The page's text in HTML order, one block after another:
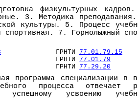
физкультурных
3. Методика
культуры. 5. Процесс
спортивная. 7. Горнолыжный
ГРНТИ 77.01.79.15
77.01.79
77.29.20
программа специализации в
процесса отвечает
успешному усвоению